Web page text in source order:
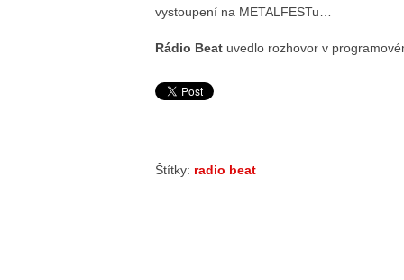
vystoupení na METALFESTu…
Rádio Beat uvedlo rozhovor v
Štítky: radio beat